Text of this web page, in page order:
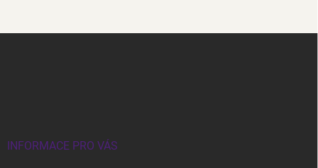
INFORMACE PRO VÁS